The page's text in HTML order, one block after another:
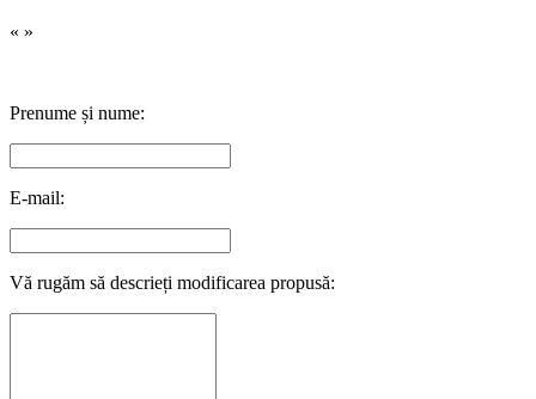
« »
Prenume și nume:
E-mail:
Vă rugăm să descrieți modificarea propusă: